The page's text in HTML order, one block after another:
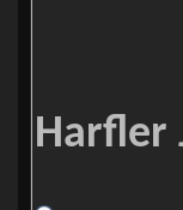
Harfler